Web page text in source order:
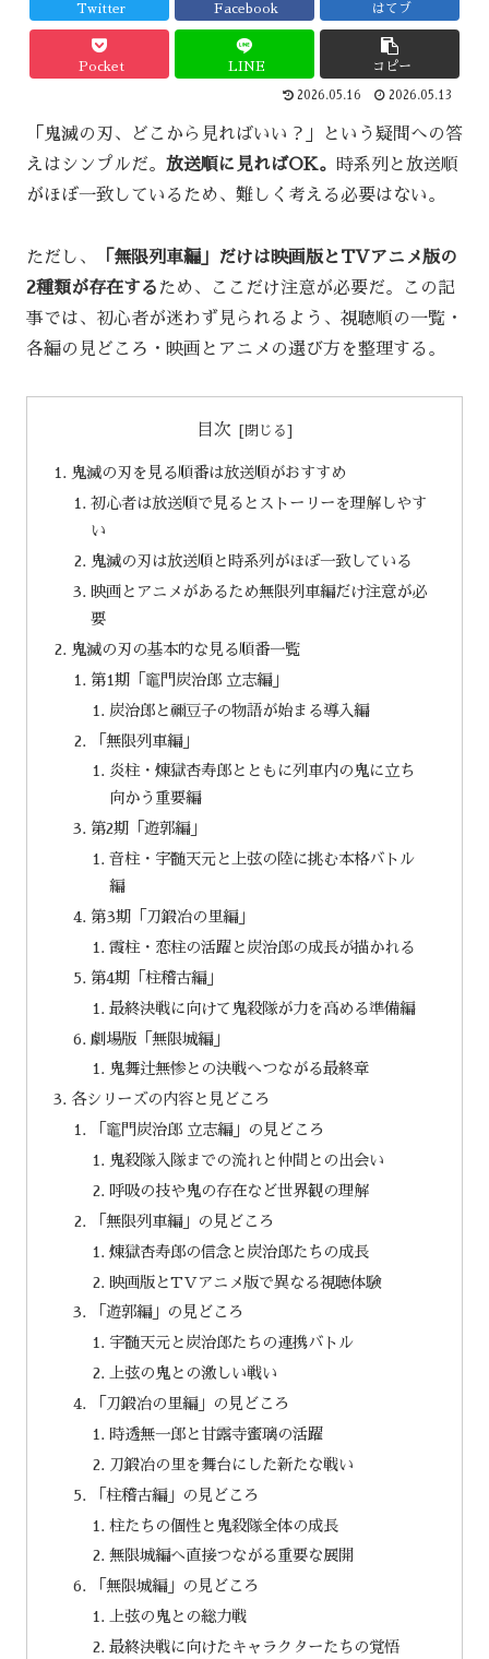
Twitter Facebook はてブ
Pocket LINE コピー
2026.05.16 2026.05.13
「鬼滅の刃、どこから見ればいい？」という疑問への答
えはシンプルだ。 放送順に見ればOK。
時系列と放送順
がほぼ一致しているため、難しく考える必要はない。
ただし、
「無限列車編」だけは映画版とTVアニメ版の
2種類が存在する ため、ここだけ注意が必要だ。この記
事では、初心者が迷わず見られるよう、視聴順の一覧・
各編の見どころ・映画とアニメの選び方を整理する。
目次
鬼滅の刃を見る順番は放送順がおすすめ
初心者は放送順で見るとストーリーを理解しやす
い
鬼滅の刃は放送順と時系列がほぼ一致している
映画とアニメがあるため無限列車編だけ注意が必
要
鬼滅の刃の基本的な見る順番一覧
第1期「竈門炭治郎 立志編」
炭治郎と禰豆子の物語が始まる導入編
「無限列車編」
炎柱・煉獄杏寿郎とともに列車内の鬼に立ち
向かう重要編
第2期「遊郭編」
音柱・宇髄天元と上弦の陸に挑む本格バトル
編
第3期「刀鍛冶の里編」
霞柱・恋柱の活躍と炭治郎の成長が描かれる
第4期「柱稽古編」
最終決戦に向けて鬼殺隊が力を高める準備編
劇場版「無限城編」
鬼舞辻無惨との決戦へつながる最終章
各シリーズの内容と見どころ
「竈門炭治郎 立志編」の見どころ
鬼殺隊入隊までの流れと仲間との出会い
呼吸の技や鬼の存在など世界観の理解
「無限列車編」の見どころ
煉獄杏寿郎の信念と炭治郎たちの成長
映画版とTVアニメ版で異なる視聴体験
「遊郭編」の見どころ
宇髄天元と炭治郎たちの連携バトル
上弦の鬼との激しい戦い
「刀鍛冶の里編」の見どころ
時透無一郎と甘露寺蜜璃の活躍
刀鍛冶の里を舞台にした新たな戦い
「柱稽古編」の見どころ
柱たちの個性と鬼殺隊全体の成長
無限城編へ直接つながる重要な展開
「無限城編」の見どころ
上弦の鬼との総力戦
最終決戦に向けたキャラクターたちの覚悟